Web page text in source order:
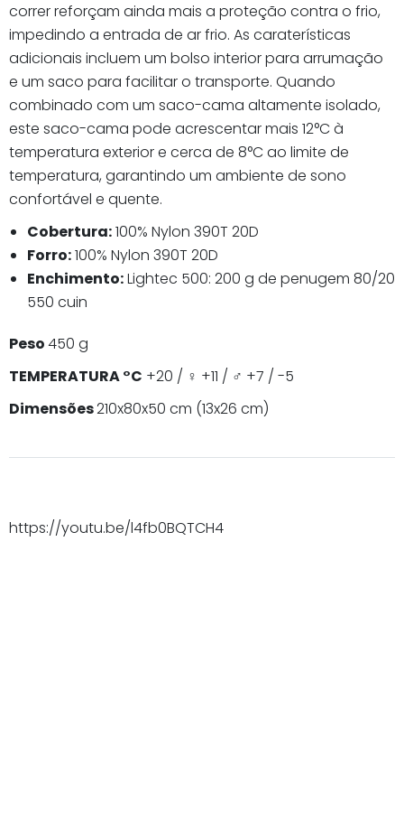
correr reforçam ainda mais a proteção contra o frio,
impedindo a entrada de ar frio. As caraterísticas
adicionais incluem um bolso interior para arrumação
e um saco para facilitar o transporte. Quando
combinado com um saco-cama altamente isolado,
este saco-cama pode acrescentar mais 12°C à
temperatura exterior e cerca de 8°C ao limite de
temperatura, garantindo um ambiente de sono
confortável e quente.
Cobertura:100% Nylon 390T 20D
Forro:100% Nylon 390T 20D
Enchimento:Lightec 500: 200 g de penugem 80/20
550 cuin
Peso450 g
TEMPERATURA °C +20 / ♀ +11 / ♂ +7 / -5
Dimensões210x80x50 cm (13x26 cm)
https://youtu.be/l4fb0BQTCH4